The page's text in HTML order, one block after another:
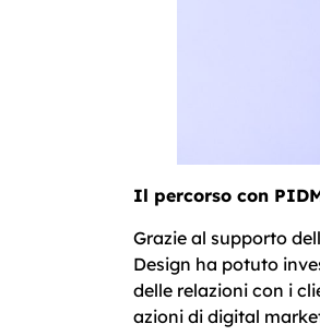
Il percorso con
Grazie al supporto
Design ha potuto
delle relazioni con i
azioni di digital